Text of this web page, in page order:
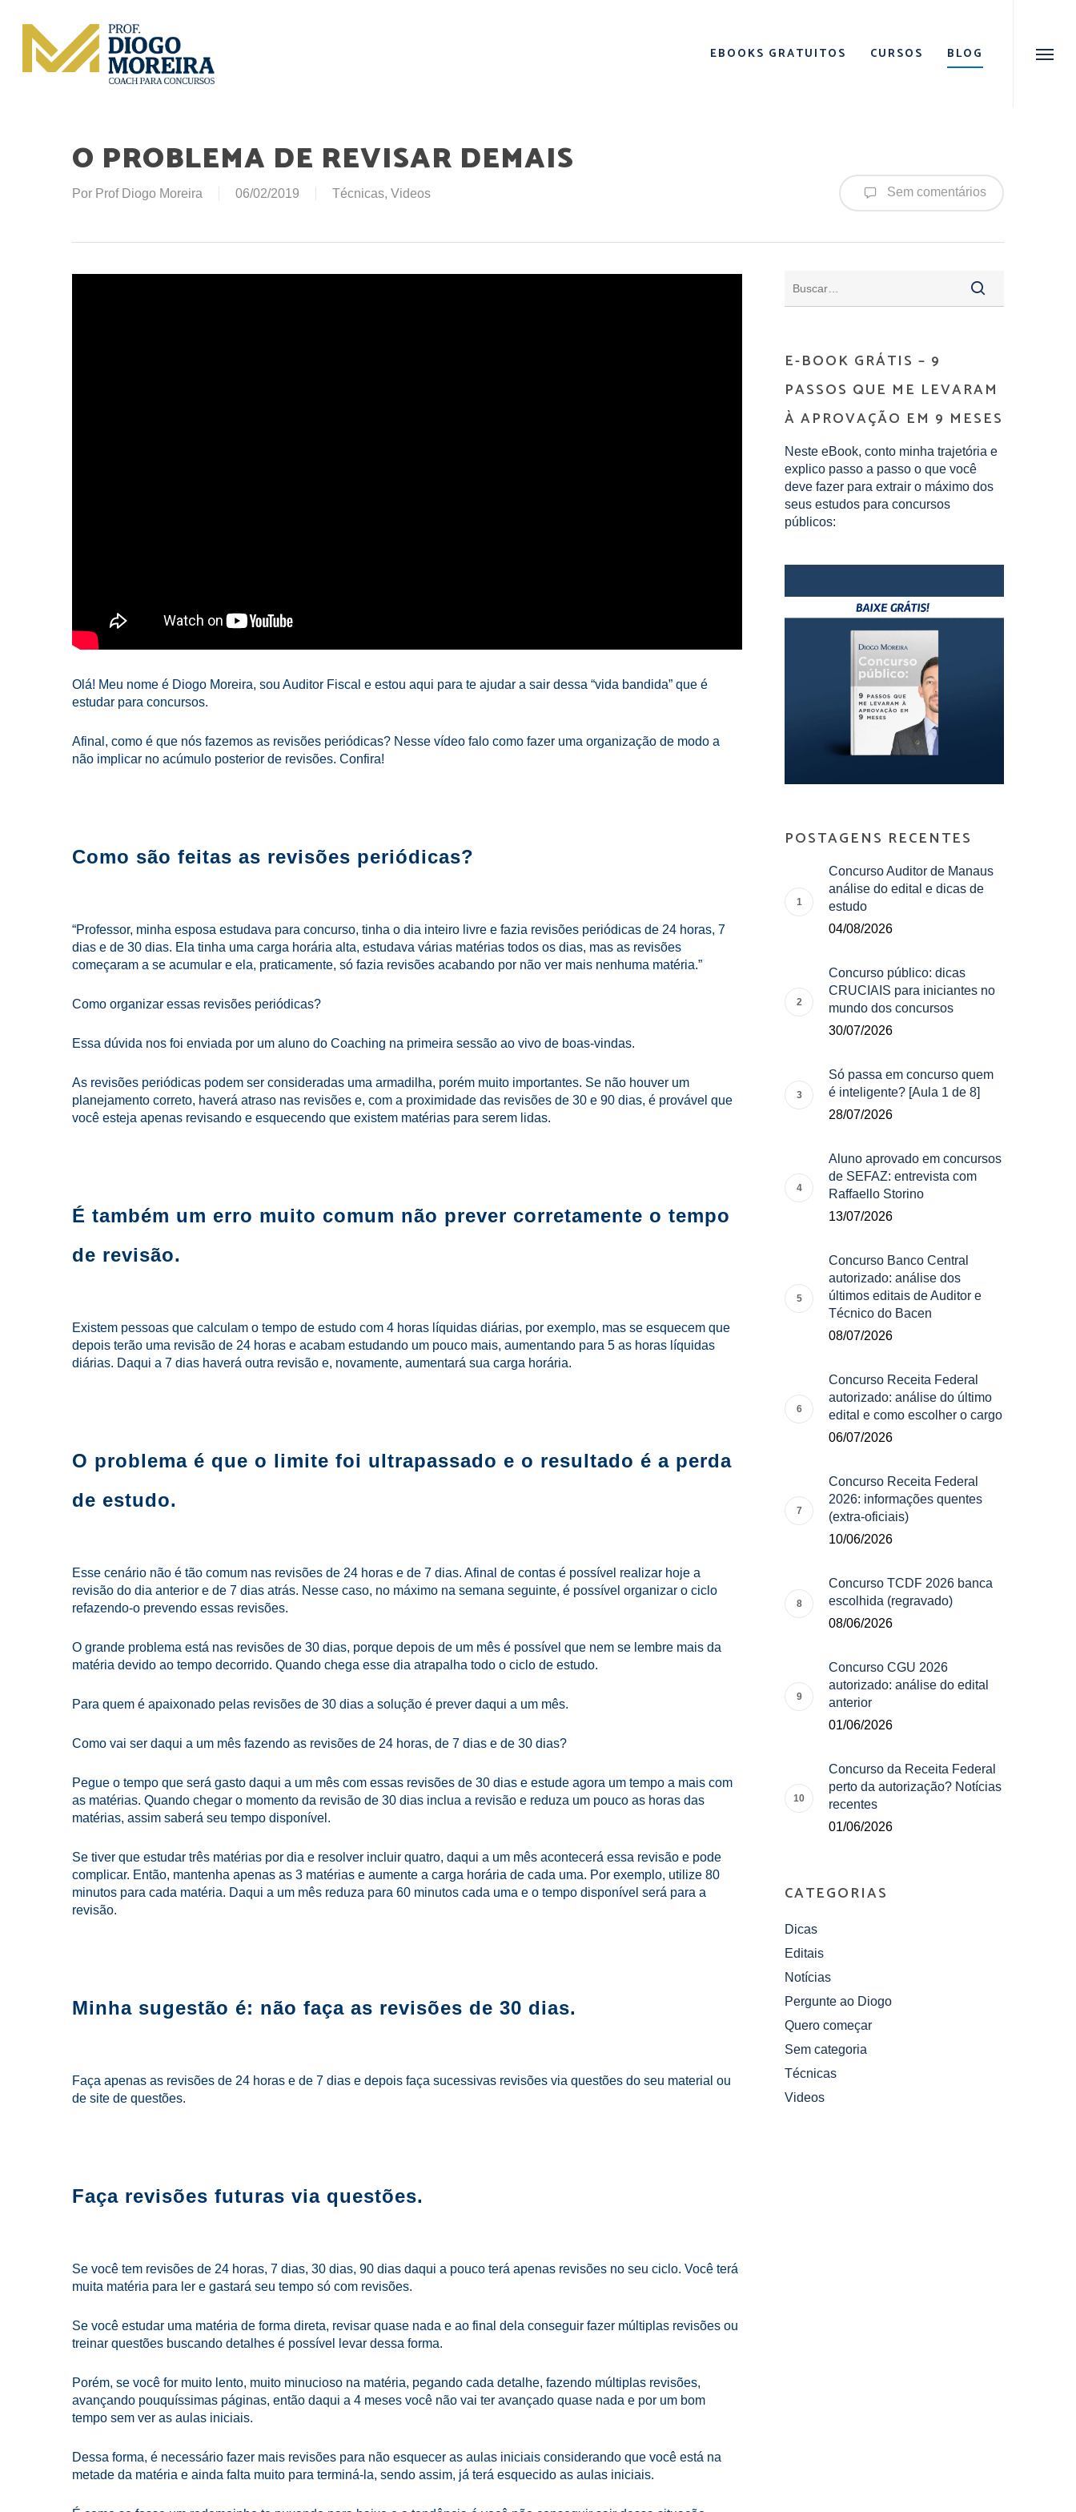
content
EBOOKS GRATUITOS CURSOS BLOG Menu
O PROBLEMA DE REVISAR DEMAIS
Por Prof Diogo Moreira 06/02/2019 Técnicas, Videos Sem comentários
Olá! Meu nome é Diogo Moreira, sou Auditor Fiscal e estou aqui para te ajudar a sair dessa “vida bandida” que é
estudar para concursos.
Afinal, como é que nós fazemos as revisões periódicas? Nesse vídeo falo como fazer uma organização de modo a
não implicar no acúmulo posterior de revisões. Confira!
Como são feitas as revisões periódicas?
“Professor, minha esposa estudava para concurso, tinha o dia inteiro livre e fazia revisões periódicas de 24 horas, 7
dias e de 30 dias. Ela tinha uma carga horária alta, estudava várias matérias todos os dias, mas as revisões
começaram a se acumular e ela, praticamente, só fazia revisões acabando por não ver mais nenhuma matéria.”
Como organizar essas revisões periódicas?
Essa dúvida nos foi enviada por um aluno do Coaching na primeira sessão ao vivo de boas-vindas.
As revisões periódicas podem ser consideradas uma armadilha, porém muito importantes. Se não houver um
planejamento correto, haverá atraso nas revisões e, com a proximidade das revisões de 30 e 90 dias, é provável que
você esteja apenas revisando e esquecendo que existem matérias para serem lidas.
É também um erro muito comum não prever corretamente o tempo
de revisão.
Existem pessoas que calculam o tempo de estudo com 4 horas líquidas diárias, por exemplo, mas se esquecem que
depois terão uma revisão de 24 horas e acabam estudando um pouco mais, aumentando para 5 as horas líquidas
diárias. Daqui a 7 dias haverá outra revisão e, novamente, aumentará sua carga horária.
O problema é que o limite foi ultrapassado e o resultado é a perda
de estudo.
Esse cenário não é tão comum nas revisões de 24 horas e de 7 dias. Afinal de contas é possível realizar hoje a
revisão do dia anterior e de 7 dias atrás. Nesse caso, no máximo na semana seguinte, é possível organizar o ciclo
refazendo-o prevendo essas revisões.
O grande problema está nas revisões de 30 dias, porque depois de um mês é possível que nem se lembre mais da
matéria devido ao tempo decorrido. Quando chega esse dia atrapalha todo o ciclo de estudo.
Para quem é apaixonado pelas revisões de 30 dias a solução é prever daqui a um mês.
Como vai ser daqui a um mês fazendo as revisões de 24 horas, de 7 dias e de 30 dias?
Pegue o tempo que será gasto daqui a um mês com essas revisões de 30 dias e estude agora um tempo a mais com
as matérias. Quando chegar o momento da revisão de 30 dias inclua a revisão e reduza um pouco as horas das
matérias, assim saberá seu tempo disponível.
Se tiver que estudar três matérias por dia e resolver incluir quatro, daqui a um mês acontecerá essa revisão e pode
complicar. Então, mantenha apenas as 3 matérias e aumente a carga horária de cada uma. Por exemplo, utilize 80
minutos para cada matéria. Daqui a um mês reduza para 60 minutos cada uma e o tempo disponível será para a
revisão.
Minha sugestão é: não faça as revisões de 30 dias.
Faça apenas as revisões de 24 horas e de 7 dias e depois faça sucessivas revisões via questões do seu material ou
de site de questões.
Faça revisões futuras via questões.
Se você tem revisões de 24 horas, 7 dias, 30 dias, 90 dias daqui a pouco terá apenas revisões no seu ciclo. Você terá
muita matéria para ler e gastará seu tempo só com revisões.
Se você estudar uma matéria de forma direta, revisar quase nada e ao final dela conseguir fazer múltiplas revisões ou
treinar questões buscando detalhes é possível levar dessa forma.
Porém, se você for muito lento, muito minucioso na matéria, pegando cada detalhe, fazendo múltiplas revisões,
avançando pouquíssimas páginas, então daqui a 4 meses você não vai ter avançado quase nada e por um bom
tempo sem ver as aulas iniciais.
Dessa forma, é necessário fazer mais revisões para não esquecer as aulas iniciais considerando que você está na
metade da matéria e ainda falta muito para terminá-la, sendo assim, já terá esquecido as aulas iniciais.
E-BOOK GRÁTIS – 9
PASSOS QUE ME LEVARAM
À APROVAÇÃO EM 9 MESES
Neste eBook, conto minha trajetória e
explico passo a passo o que você
deve fazer para extrair o máximo dos
seus estudos para concursos
públicos:
POSTAGENS RECENTES
Concurso Auditor de Manaus
análise do edital e dicas de
estudo
04/08/2026
Concurso público: dicas
CRUCIAIS para iniciantes no
mundo dos concursos
30/07/2026
Só passa em concurso quem
é inteligente? [Aula 1 de 8]
28/07/2026
Aluno aprovado em concursos
de SEFAZ: entrevista com
Raffaello Storino
13/07/2026
Concurso Banco Central
autorizado: análise dos
últimos editais de Auditor e
Técnico do Bacen
08/07/2026
Concurso Receita Federal
autorizado: análise do último
edital e como escolher o cargo
06/07/2026
Concurso Receita Federal
2026: informações quentes
(extra-oficiais)
10/06/2026
Concurso TCDF 2026 banca
escolhida (regravado)
08/06/2026
Concurso CGU 2026
autorizado: análise do edital
anterior
01/06/2026
Concurso da Receita Federal
perto da autorização? Notícias
recentes
01/06/2026
CATEGORIAS
Dicas
Editais
Notícias
Pergunte ao Diogo
Quero começar
Sem categoria
Técnicas
Videos